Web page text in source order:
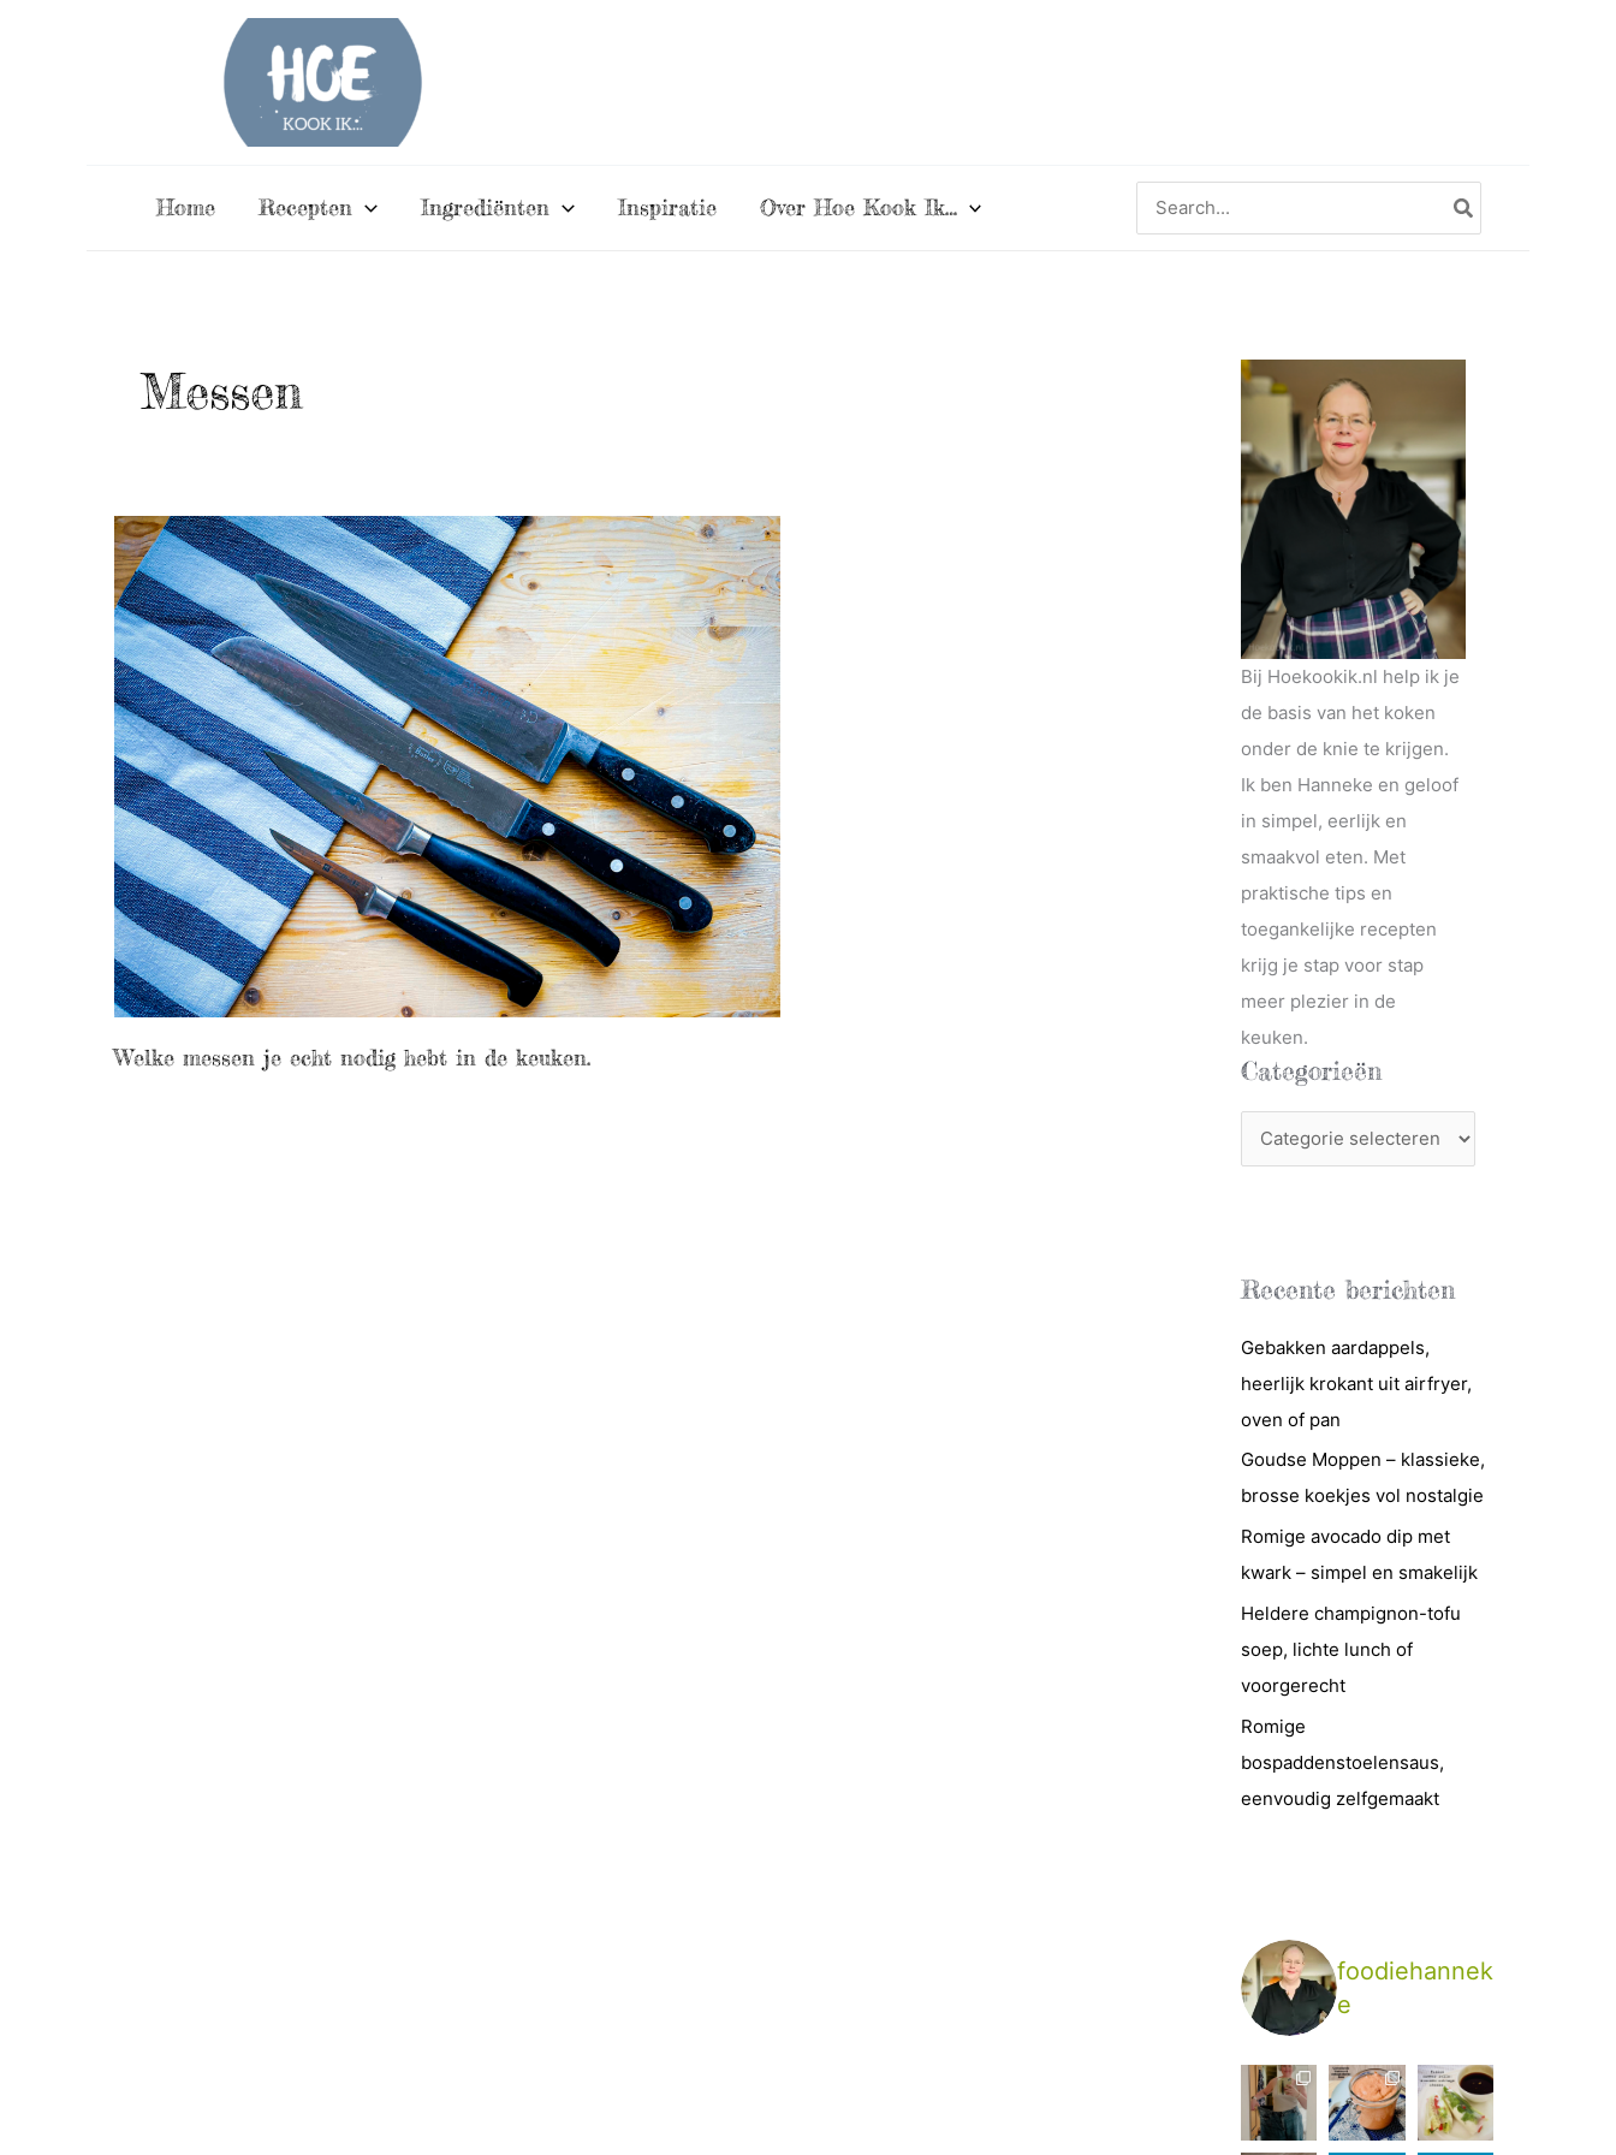
Home Recepten Ingrediënten Inspiratie Over Hoe Kook Ik…
naar:
Messen
Welke messen je echt nodig hebt in de keuken.
Bij Hoekookik.nl help ik je
de basis van het koken
onder de knie te krijgen.
Ik ben Hanneke en geloof
in simpel, eerlijk en
smaakvol eten. Met
praktische tips en
toegankelijke recepten
krijg je stap voor stap
meer plezier in de
keuken.
Categorieën
a
r
i
e
ë
n
Recente berichten
Gebakken aardappels,
heerlijk krokant uit airfryer,
oven of pan
Goudse Moppen – klassieke,
brosse koekjes vol nostalgie
Romige avocado dip met
kwark – simpel en smakelijk
Heldere champignon-tofu
soep, lichte lunch of
voorgerecht
Romige
bospaddenstoelensaus,
eenvoudig zelfgemaakt
foodiehannek
e